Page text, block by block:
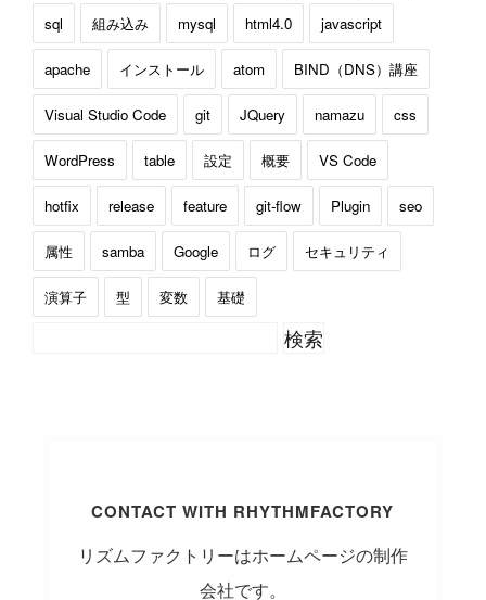
sql 組み込み mysql html4.0 javascript
apache インストール atom BIND（DNS）講座
Visual Studio Code git JQuery namazu css
WordPress table 設定 概要 VS Code
hotfix release feature git-flow Plugin seo
属性 samba Google ログ セキュリティ
演算子 型 変数 基礎
CONTACT WITH RHYTHMFACTORY
リズムファクトリーはホームページの制作
会社です。